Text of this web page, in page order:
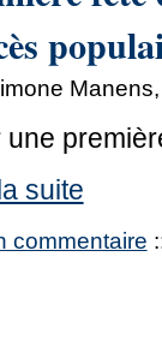
une
suite
commentaire